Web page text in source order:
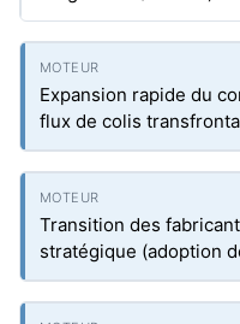
Expansion rapide du
flux de colis
Transition des
stratégique (adoption